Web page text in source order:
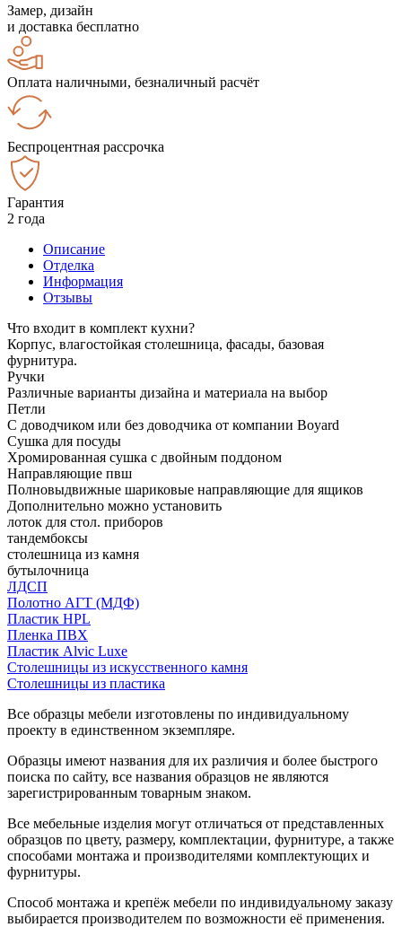
Замер, дизайн
и доставка бесплатно
Оплата наличными, безналичный расчёт
Беспроцентная рассрочка
Гарантия
2 года
Описание
Отделка
Информация
Отзывы
Что входит в комплект кухни?
Корпус, влагостойкая столешница, фасады, базовая
фурнитура.
Ручки
Различные варианты дизайна и материала на выбор
Петли
С доводчиком или без доводчика от компании Boyard
Сушка для посуды
Хромированная сушка с двойным поддоном
Направляющие пвш
Полновыдвижные шариковые направляющие для ящиков
Дополнительно можно установить
лоток для стол. приборов
тандембоксы
столешница из камня
бутылочница
ЛДСП
Полотно АГТ (МДФ)
Пластик HPL
Пленка ПВХ
Пластик Alvic Luxe
Столешницы из искусственного камня
Столешницы из пластика
Все образцы мебели изготовлены по индивидуальному
проекту в единственном экземпляре.
Образцы имеют названия для их различия и более быстрого
поиска по сайту, все названия образцов не являются
зарегистрированным товарным знаком.
Все мебельные изделия могут отличаться от представленных
образцов по цвету, размеру, комплектации, фурнитуре, а также
способами монтажа и производителями комплектующих и
фурнитуры.
Способ монтажа и крепёж мебели по индивидуальному заказу
выбирается производителем по возможности её применения.